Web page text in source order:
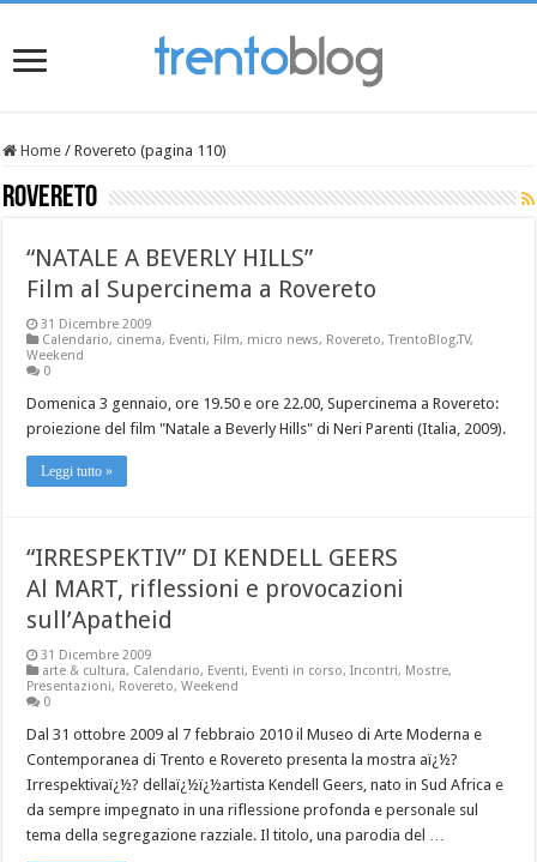
Home / Rovereto (pagina 110)
Rovereto
“NATALE A BEVERLY HILLS”
Film al Supercinema a Rovereto
31 Dicembre 2009
Calendario, cinema, Eventi, Film, micro news, Rovereto,TrentoBlog.TV,
Weekend
0
Domenica 3 gennaio, ore 19.50 e ore 22.00, Supercinema a Rovereto:
proiezione del film "Natale a Beverly Hills" di Neri Parenti (Italia, 2009).
Leggi tutto »
“IRRESPEKTIV” DI KENDELL GEERS
Al MART, riflessioni e provocazioni
sull’Apatheid
31 Dicembre 2009
arte & cultura, Calendario, Eventi, Eventi in corso,Incontri, Mostre,
Presentazioni, Rovereto,Weekend
0
Dal 31 ottobre 2009 al 7 febbraio 2010 il Museo di Arte Moderna e
Contemporanea di Trento e Rovereto presenta la mostra aï¿½?
Irrespektivaï¿½? dellaï¿½ï¿½artista Kendell Geers, nato in Sud Africa e
da sempre impegnato in una riflessione profonda e personale sul
tema della segregazione razziale. Il titolo, una parodia del …